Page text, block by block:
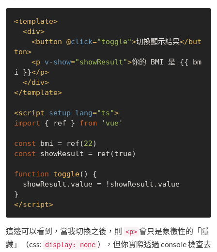
<template>
<div>
<button @click="toggle">切換顯示結果</but
ton>
<p v-show="showResult">你的 BMI 是 {{ bm
i }}</p>
</div>
</template>
<script setup lang="ts">
import { ref } from 'vue'
const bmi = ref(22
const showResult = ref(true)
function toggle( ) {
</script>
這邊可以看到，當我切換之後，則 <p> 會只是象徵性的「隱
藏」（css: display: none ），但你實際透過 console 檢查去